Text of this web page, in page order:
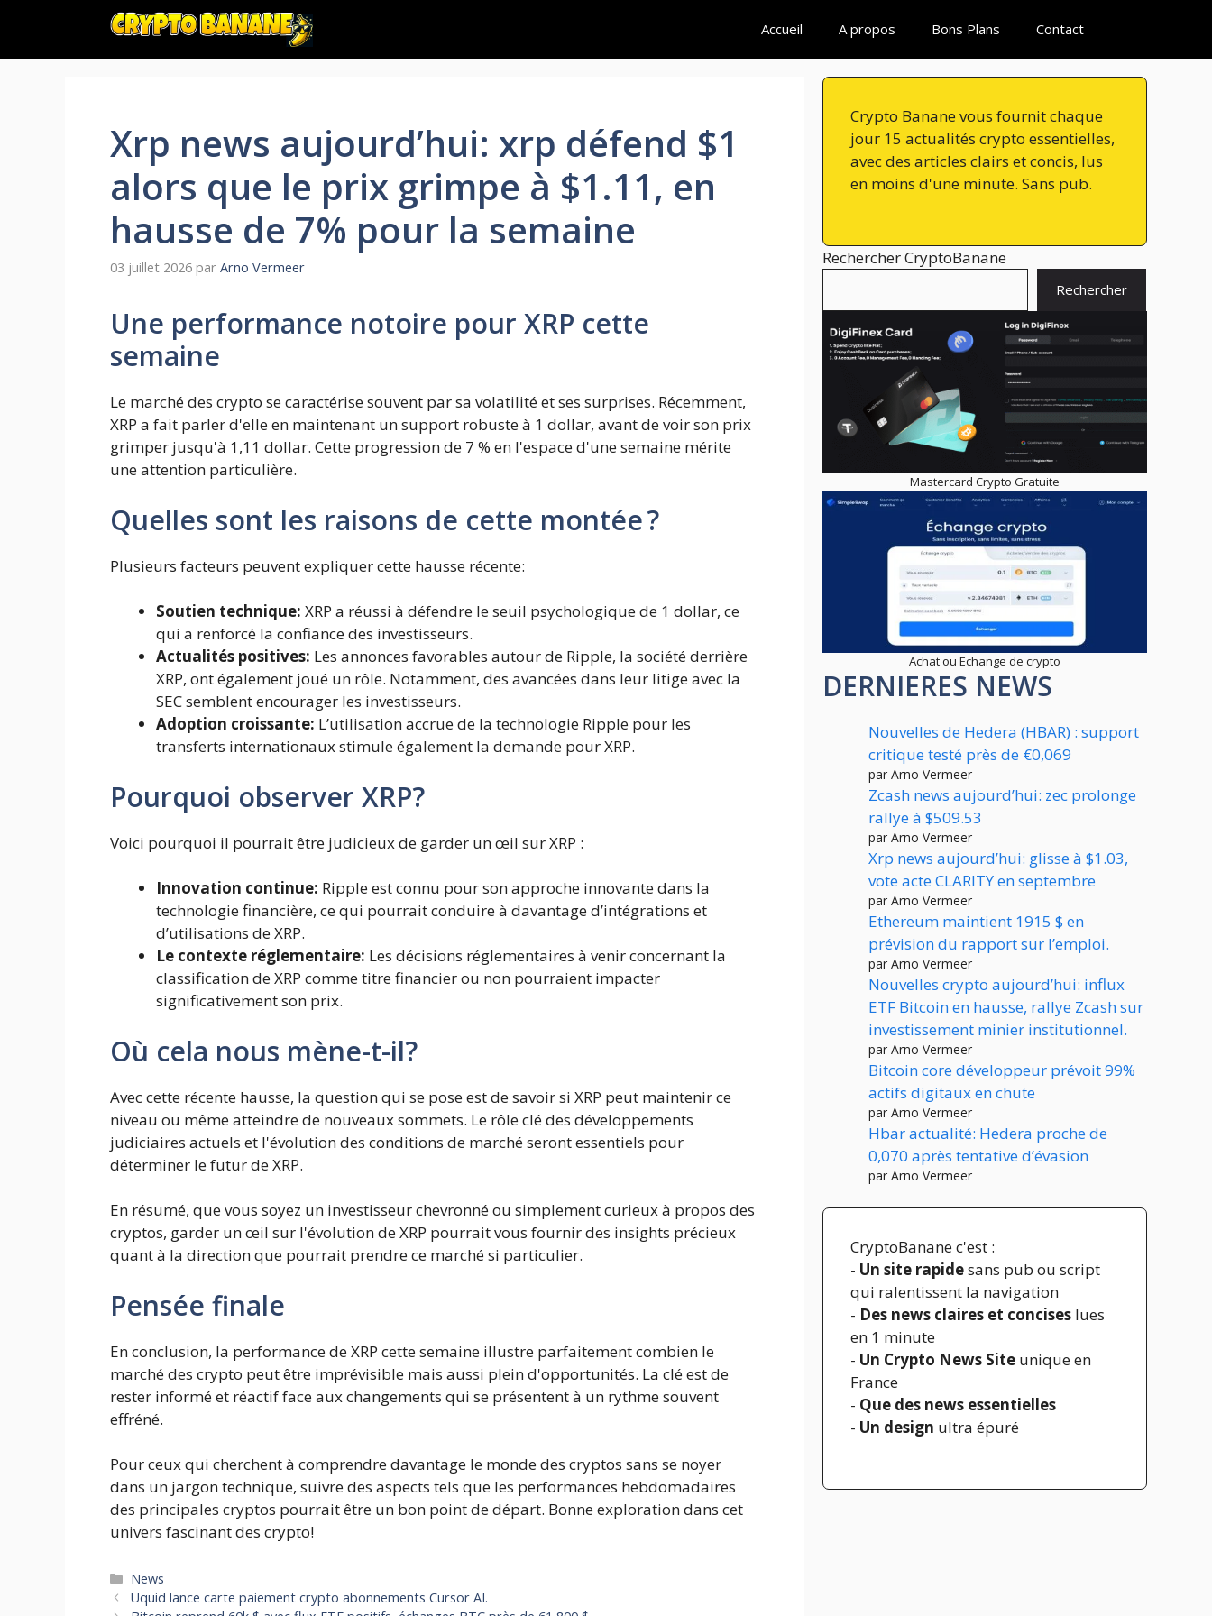
contenu
Accueil A propos Bons Plans Contact
Xrp news aujourd’hui: xrp défend $1
alors que le prix grimpe à $1.11, en
hausse de 7% pour la semaine
03 juillet 2026 par Arno Vermeer
Une performance notoire pour XRP cette
semaine
Le marché des crypto se caractérise souvent par sa volatilité et ses surprises. Récemment,
XRP a fait parler d'elle en maintenant un support robuste à 1 dollar, avant de voir son prix
grimper jusqu'à 1,11 dollar. Cette progression de 7 % en l'espace d'une semaine mérite
une attention particulière.
Quelles sont les raisons de cette montée ?
Plusieurs facteurs peuvent expliquer cette hausse récente:
Soutien technique: XRP a réussi à défendre le seuil psychologique de 1 dollar, ce
qui a renforcé la confiance des investisseurs.
Actualités positives: Les annonces favorables autour de Ripple, la société derrière
XRP, ont également joué un rôle. Notamment, des avancées dans leur litige avec la
SEC semblent encourager les investisseurs.
Adoption croissante: L’utilisation accrue de la technologie Ripple pour les
transferts internationaux stimule également la demande pour XRP.
Pourquoi observer XRP?
Voici pourquoi il pourrait être judicieux de garder un œil sur XRP :
Innovation continue: Ripple est connu pour son approche innovante dans la
technologie financière, ce qui pourrait conduire à davantage d’intégrations et
d’utilisations de XRP.
Le contexte réglementaire: Les décisions réglementaires à venir concernant la
classification de XRP comme titre financier ou non pourraient impacter
significativement son prix.
Où cela nous mène-t-il?
Avec cette récente hausse, la question qui se pose est de savoir si XRP peut maintenir ce
niveau ou même atteindre de nouveaux sommets. Le rôle clé des développements
judiciaires actuels et l'évolution des conditions de marché seront essentiels pour
déterminer le futur de XRP.
En résumé, que vous soyez un investisseur chevronné ou simplement curieux à propos des
cryptos, garder un œil sur l'évolution de XRP pourrait vous fournir des insights précieux
quant à la direction que pourrait prendre ce marché si particulier.
Pensée finale
En conclusion, la performance de XRP cette semaine illustre parfaitement combien le
marché des crypto peut être imprévisible mais aussi plein d'opportunités. La clé est de
rester informé et réactif face aux changements qui se présentent à un rythme souvent
effréné.
Pour ceux qui cherchent à comprendre davantage le monde des cryptos sans se noyer
dans un jargon technique, suivre des aspects tels que les performances hebdomadaires
des principales cryptos pourrait être un bon point de départ. Bonne exploration dans cet
univers fascinant des crypto!
Catégories
News
Uquid lance carte paiement crypto abonnements Cursor AI.
Crypto Banane vous fournit chaque
jour 15 actualités crypto essentielles,
avec des articles clairs et concis, lus
en moins d'une minute. Sans pub.
Rechercher CryptoBanane
Rechercher
Mastercard Crypto Gratuite
Achat ou Echange de crypto
DERNIERES NEWS
Nouvelles de Hedera (HBAR) : support
critique testé près de €0,069
par Arno Vermeer
Zcash news aujourd’hui: zec prolonge
rallye à $509.53
par Arno Vermeer
Xrp news aujourd’hui: glisse à $1.03,
vote acte CLARITY en septembre
par Arno Vermeer
Ethereum maintient 1915 $ en
prévision du rapport sur l’emploi.
par Arno Vermeer
Nouvelles crypto aujourd’hui: influx
ETF Bitcoin en hausse, rallye Zcash sur
investissement minier institutionnel.
par Arno Vermeer
Bitcoin core développeur prévoit 99%
actifs digitaux en chute
par Arno Vermeer
Hbar actualité: Hedera proche de
0,070 après tentative d’évasion
par Arno Vermeer
CryptoBanane c'est :
- Un site rapidesans pub ou script
qui ralentissent la navigation
- Des news claires et concises lues
en 1 minute
- Un Crypto News Site unique en
France
- Que des news essentielles
- Un design ultra épuré